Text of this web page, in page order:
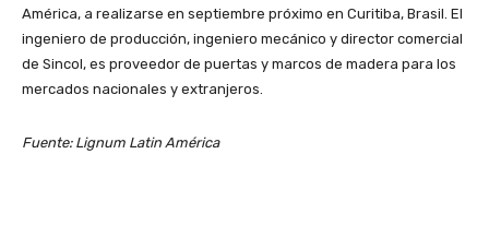
América, a realizarse en septiembre próximo en Curitiba, Brasil. El
ingeniero de producción, ingeniero mecánico y director comercial
de Sincol, es proveedor de puertas y marcos de madera para los
mercados nacionales y extranjeros.
Fuente: Lignum Latin América